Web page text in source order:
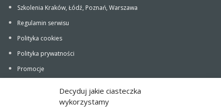
Decyduj jakie ciasteczka
wykorzystamy
Szkolenia Kraków, Łódź, Poznań, Warszawa
Regulamin serwisu
Polityka cookies
Polityka prywatności
Promocje